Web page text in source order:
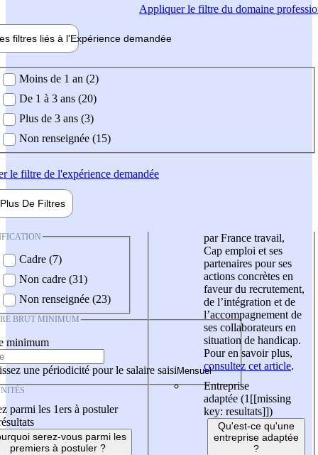
Appliquerle filtre du domaine
filtres liés à l'Expérience demandée
demandée
Moins de 1 an (2)
De 1 à 3 ans (20)
Plus de 3 ans (3)
Non renseignée (15)
le filtre de l'expérience demandée
Plus De Filtres
Cadre (7)
Non cadre (31)
Non renseignée (23)
BRUT MINIMUM
minimum
une périodicité pour le salaire saisi
parmi les 1ers à postuler
serez-vous parmi les
premiers à postuler ?
par France travail,
Cap emploi et ses
partenaires pour ses
actions concrètes en
faveur du recrutement,
de l’intégration et de
l’accompagnement de
ses collaborateurs en
situation de handicap.
Pour en savoir plus,
consultez cet article.
Entreprise
adaptée (1 [[missing
key: resultats]])
Qu'est-ce qu'une
entreprise adaptée
?